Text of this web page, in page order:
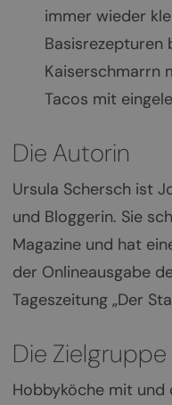
immer wieder
Basisrezepturen
Kaiserschmarrn
Tacos mit
Die Autorin
Ursula Schersch ist
und Bloggerin. Sie
Magazine und hat
der Onlineausgabe
Tageszeitung „Der
Die Zielgruppe
Hobbyköche mit und